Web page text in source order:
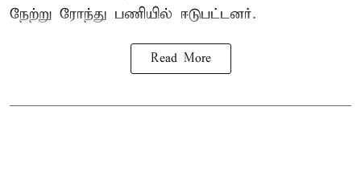
நேற்று ரோந்து பணியில் ஈடுபட்டனர்.
Read More